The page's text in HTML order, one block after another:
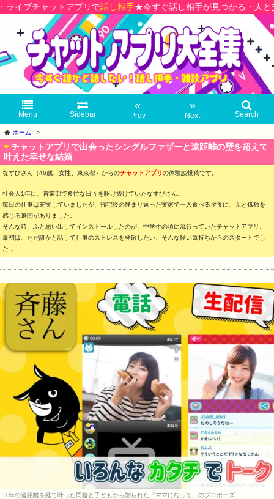
トアプリで 話し相手★今すぐ話し相手が見つかる・人と交流できる
Menu Sidebar
«
Prev
»
Next Search
ホーム >
チャットアプリで出会ったシングルファザーと遠距離の壁を超えて
叶えた幸せな結婚
なすびさん（46歳、女性、東京都）からのチャットアプリの体験談投稿です。
社会人1年目、営業部で多忙な日々を駆け抜けていたなすびさん。
毎日の仕事は充実していましたが、帰宅後の静まり返った実家で一人食べる夕食に、ふと孤独を
感じる瞬間がありました。
そんな時、ふと思い出してインストールしたのが、中学生の頃に流行っていたチャットアプリ。
最初は、ただ誰かと話して仕事のストレスを発散したい、そんな軽い気持ちからのスタートでし
た 。
1年の遠距離を経て叶った同棲と子どもから贈られた「ママになって」のプロポーズ